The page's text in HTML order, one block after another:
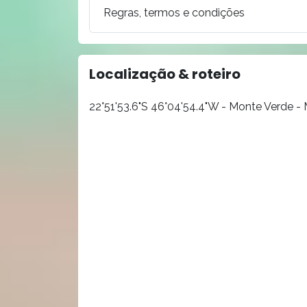
Regras, termos e condições
Localização & roteiro
22°51'53.6"S 46°04'54.4"W - Monte Verde -